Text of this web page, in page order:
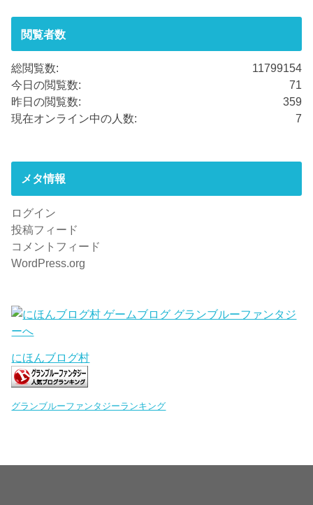
閲覧者数
11799154
総閲覧数:
71
今日の閲覧数:
359
昨日の閲覧数:
7
現在オンライン中の人数:
メタ情報
ログイン
投稿フィード
コメントフィード
WordPress.org
にほんブログ村
グランブルーファンタジーランキング